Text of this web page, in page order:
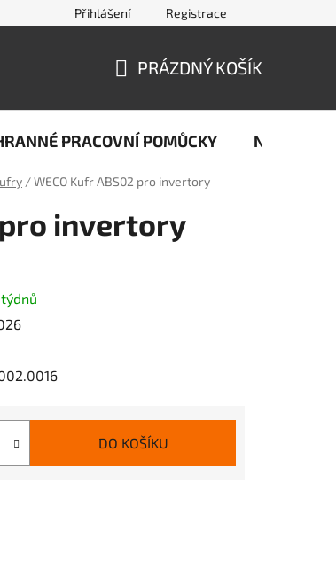
ze světa svařování Kontakty
Přihlášení Registrace
KOŠÍK
PRÁZDNÝ KOŠÍK
PRACOVNÍ POMŮCKY Naše
/WECO Kufr ABS02 pro invertory
pro invertory
DO KOŠÍKU